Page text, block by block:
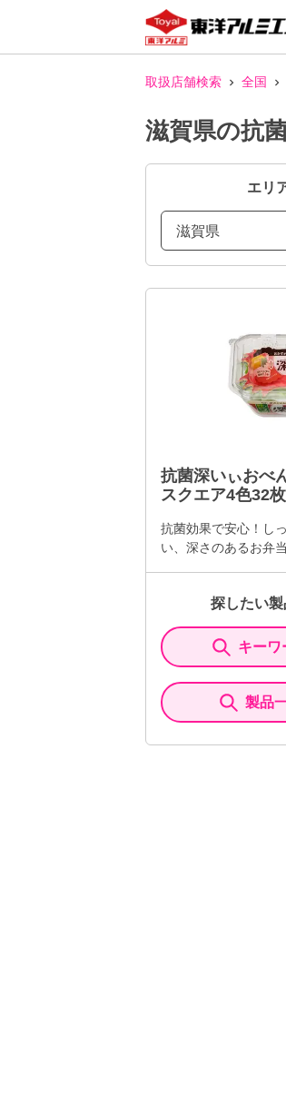
取扱店舗検索 全国
滋賀県の抗
エリ
滋賀県
抗菌深いぃおべ
スクエア4色32
抗菌効果で安心！し
い、深さのあるお弁
探したい
キーワ
製品